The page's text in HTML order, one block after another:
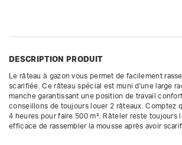
DESCRIPTION PRODUIT
Le râteau à gazon vous permet de facilement
scarifiée. Ce râteau spécial est muni d'une large
manche garantissant une position de travail
conseillons de toujours louer 2 râteaux. Comptez
4 heures pour faire 500 m². Râteler reste toujours
efficace de rassembler la mousse après avoir